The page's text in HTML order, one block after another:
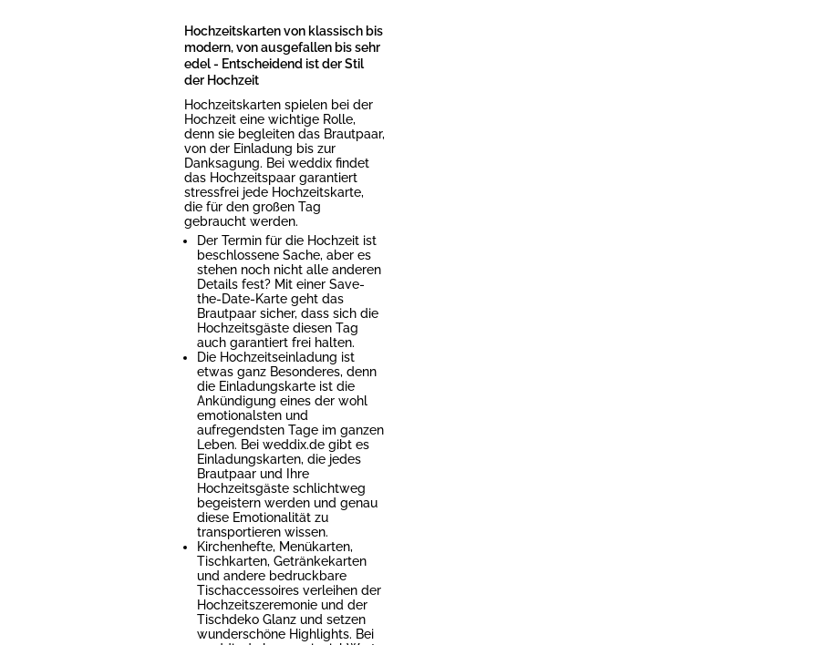
Hochzeitskarten von klassisch bis
modern, von ausgefallen bis sehr
edel - Entscheidend ist der Stil
der Hochzeit
Hochzeitskarten spielen bei der
Hochzeit eine wichtige Rolle,
denn sie begleiten das Brautpaar,
von der Einladung bis zur
Danksagung. Bei weddix findet
das Hochzeitspaar garantiert
stressfrei jede Hochzeitskarte,
die für den großen Tag
gebraucht werden.
Der Termin für die Hochzeit ist
beschlossene Sache, aber es
stehen noch nicht alle anderen
Details fest? Mit einer Save-
the-Date-Karte geht das
Brautpaar sicher, dass sich die
Hochzeitsgäste diesen Tag
auch garantiert frei halten.
Die Hochzeitseinladung ist
etwas ganz Besonderes, denn
die Einladungskarte ist die
Ankündigung eines der wohl
emotionalsten und
aufregendsten Tage im ganzen
Leben. Bei weddix.de gibt es
Einladungskarten, die jedes
Brautpaar und Ihre
Hochzeitsgäste schlichtweg
begeistern werden und genau
diese Emotionalität zu
transportieren wissen.
Kirchenhefte, Menükarten,
Tischkarten, Getränkekarten
und andere bedruckbare
Tischaccessoires verleihen der
Hochzeitszeremonie und der
Tischdeko Glanz und setzen
wunderschöne Highlights. Bei